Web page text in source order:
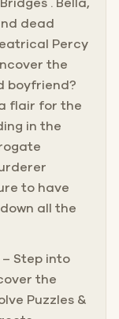
. Bella,
dead
Percy
the
boyfriend?
flair for the
in the
to have
all the
Step into
the
Puzzles &